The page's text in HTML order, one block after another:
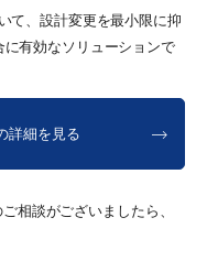
て、設計変更を最小限に抑
有効なソリューションで
詳細を見る
相談がございましたら、